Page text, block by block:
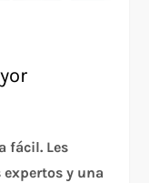
fácil. Les
y una